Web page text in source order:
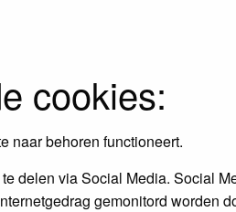
cookies:
naar behoren functioneert.
delen via Social Media. Social
gemonitord worden
Maandopdracht
maandopdracht.